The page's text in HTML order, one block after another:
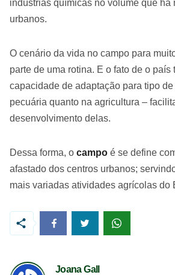
indústrias químicas no volume que há
urbanos.
O cenário da vida no campo para
parte de uma rotina. E o fato de o país
capacidade de adaptação para tipo
pecuária quanto na agricultura –
desenvolvimento delas.
Dessa forma, o campo é se define
afastado dos centros urbanos;
mais variadas atividades agrícolas do
Joana Gall